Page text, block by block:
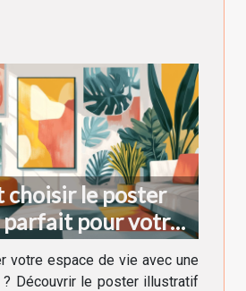
choisir le poster
pour votre
intérieure
votre espace de vie avec une
Découvrir le poster illustratif